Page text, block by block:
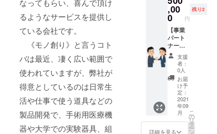
なってもらい、喜んで頂け
るようなサービスを提供し
ている会社です。
《モノ創り》と言うコト
バは最近、凄く広い範囲で
使われていますが、弊社が
得意としているのは日常生
活や仕事で使う道具などの
製品開発で、手術用医療機
器や大学での実験器具、組
9月より
順次発
送の予
定で
す。
能は同
等で
す。
※こちら
は2021
年7月よ
り順次
発送い
たしま
す。 ②
プロ
ジェク
ト達成
により
製作す
る金型
で成型
御礼
メール
デザ
インは
成型品
と同じ
で３Dプ
リント
造形品
です。
金型
による
成型品
が出来
るまで
こちら
をお使
,00
0 円
残り2
【事業
パート
ナー様
コー
ス】知
財使用
権（期
間は開
発も含
め2年。
別途、
製品1個
当たり
製品定
支援
者：
0人
お届
け予
定：
2021
年09
月
詳細を見る
こ
の
リ
タ
ー
ン